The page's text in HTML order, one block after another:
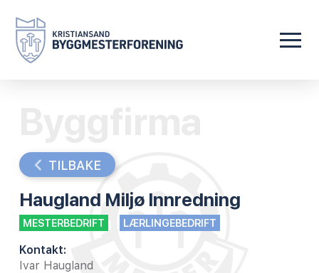
TILBAKE
Haugland Miljø Innredning
MESTERBEDRIFT LÆRLINGEBEDRIFT
Kontakt:
Ivar Haugland